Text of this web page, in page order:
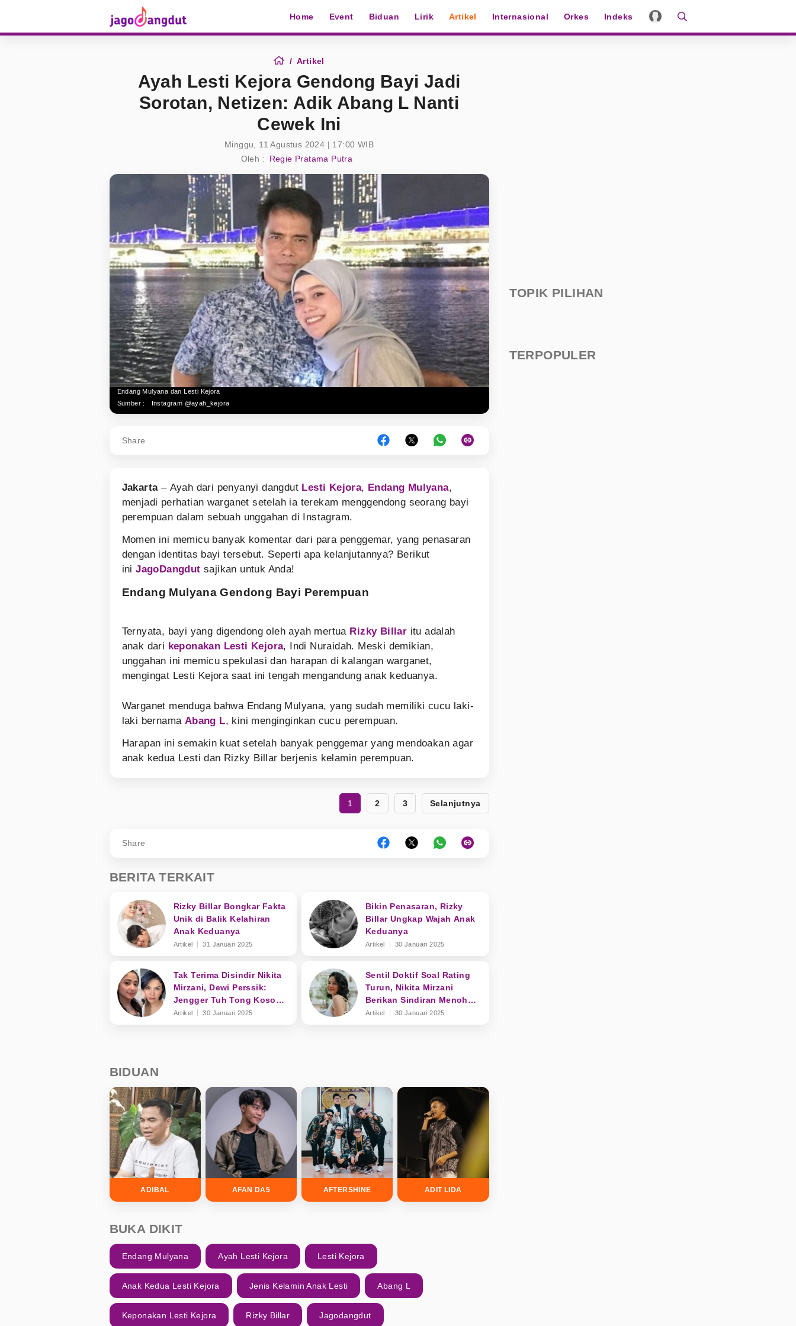
Home Event Biduan Lirik Artikel Internasional Orkes Indeks
Artikel
Ayah Lesti Kejora Gendong Bayi Jadi
Sorotan, Netizen: Adik Abang L Nanti
Cewek Ini
Minggu, 11 Agustus 2024 | 17:00 WIB
Oleh :
Regie Pratama Putra
Endang Mulyana dan Lesti Kejora
Sumber :
Instagram @ayah_kejora
Share
Jakarta – Ayah dari penyanyi dangdut Lesti Kejora, Endang Mulyana,
menjadi perhatian warganet setelah ia terekam menggendong seorang bayi
perempuan dalam sebuah unggahan di Instagram.
Momen ini memicu banyak komentar dari para penggemar, yang penasaran
dengan identitas bayi tersebut. Seperti apa kelanjutannya? Berikut
iniJagoDangdut sajikan untuk Anda!
Endang Mulyana Gendong Bayi Perempuan
Ternyata, bayi yang digendong oleh ayah mertua Rizky Billar itu adalah
anak dari keponakan Lesti Kejora, Indi Nuraidah. Meski demikian,
unggahan ini memicu spekulasi dan harapan di kalangan warganet,
mengingat Lesti Kejora saat ini tengah mengandung anak keduanya.
Warganet menduga bahwa Endang Mulyana, yang sudah memiliki cucu laki-
laki bernama Abang L, kini menginginkan cucu perempuan.
Harapan ini semakin kuat setelah banyak penggemar yang mendoakan agar
anak kedua Lesti dan Rizky Billar berjenis kelamin perempuan.
1 2 3 Selanjutnya
Share
BERITA TERKAIT
Rizky Billar Bongkar Fakta
Unik di Balik Kelahiran
Anak Keduanya
Artikel 31 Januari 2025
Bikin Penasaran, Rizky
Billar Ungkap Wajah Anak
Keduanya
Artikel 30 Januari 2025
Tak Terima Disindir Nikita
Mirzani, Dewi Perssik:
Jengger Tuh Tong Kosong
Nyaring Bunyinya
Artikel 30 Januari 2025
Sentil Doktif Soal Rating
Turun, Nikita Mirzani
Berikan Sindiran Menohok
ke Dewi Perssik
Artikel 30 Januari 2025
BIDUAN
ADIBAL AFAN DA5 AFTERSHINE ADIT LIDA
BUKA DIKIT
Endang Mulyana Ayah Lesti Kejora Lesti Kejora
Anak Kedua Lesti Kejora Jenis Kelamin Anak Lesti Abang L
Keponakan Lesti Kejora Rizky Billar Jagodangdut
TOPIK PILIHAN
TERPOPULER